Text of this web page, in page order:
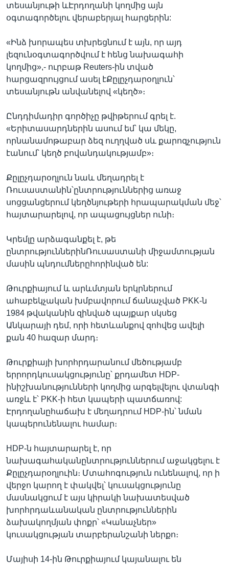
տեսանյութի ևԷրդողանի կողմից այն
օգտագործելու վերաբերյալ հարցերին:
«Ինձ խորապես տխրեցնում է այն, որ այդ
լեզունօգտագործվում է հենց նախագահի
կողմից»,- ուրբաթ Reuters-ին տված
հարցազրույցում ասել էՔըլըչդարօղլուն՝
տեսանյութն անվանելով «կեղծ»։
Ընդդիմադիր գործիչը թվիթերում գրել է.
«Երիտասարդներին ասում եմ՝ կա մեկը,
որնանամոթաբար ձեզ ուղղված սև քարոզչություն
էանում՝ կեղծ բովանդակությամբ»։
Քըլըչդարօղլուն նաև մեղադրել է
Ռուսաստանին՝ընտրություններից առաջ
սոցցանցերում կեղծնյութերի հրապարակման մեջ՝
հայտարարելով, որ ապացույցներ ունի։
Կրեմլը արձագանքել է, թե
ընտրություններինՌուսաստանի միջամտության
մասին պնդումներըհորինված են:
Թուրքիայում և արևմտյան երկրներում
ահաբեկչական խմբավորում ճանաչված PKK-ն
1984 թվականին զինված պայքար սկսեց
Անկարայի դեմ, որի հետևանքով զոհվեց ավելի
քան 40 հազար մարդ։
Թուրքիայի խորհրդարանում մեծությամբ
երրորդկուսակցությունը՝ քրդամետ HDP-
ինիշխանությունների կողմից արգելվելու վտանգի
առջև է՝ PKK-ի հետ կապերի պատճառով:
Էրդողանըհաճախ է մեղադրում HDP-ին՝ նման
կապերունենալու համար։
HDP-ն հայտարարել է, որ
նախագահականընտրություններում աջակցելու է
Քըլըչդարօղլուին։ Մտահոգություն ունենալով, որ ի
վերջո կարող է փակվել՝ կուսակցությունը
մասնակցում է այս կիրակի նախատեսված
խորհրդաևանական ընտրություններին
ձախակողմյան փոքր՝ «Կանաչներ»
կուսակցության տարբերանշանի ներքո։
Մայիսի 14-ին Թուրքիայում կայանալու են